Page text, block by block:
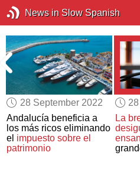
News in Slow Spanish
28 September 2022
Andalucía beneficia a
los más ricos eliminando
el impuesto sobre el
patrimonio
La